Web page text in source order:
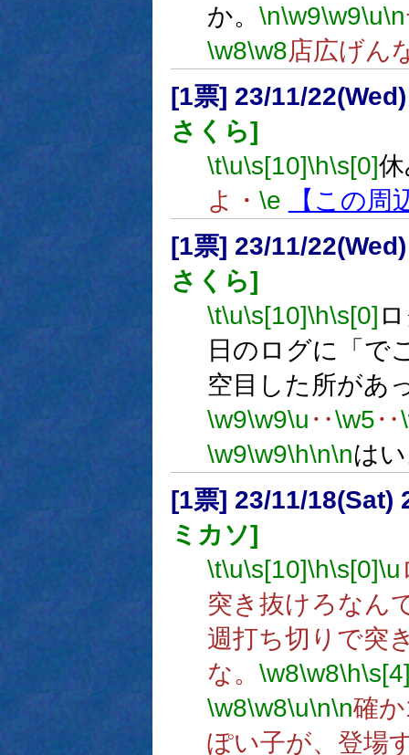
か。 \n\w9\w9\u\n
\w8\w8店広げん
[1票] 23/11/
さくら]
\t\u\s[10]\h\s[0]
よ・ \e
【この周
[1票] 23/11/
さくら]
\t\u\s[10]\h\s[0]
日のログに「で
空目した所があ
\w9\w9\u ‥\w5‥
\w9\w9\h\n\nは
[1票] 23/11/18(Sat)
ミカソ]
\t\u\s[10]\h\s[0]\u
突き抜けろなん
週打ち切りで突
な。 \w8\w8\h
\w8\w8\u\n\n確
ぽい子が、登場